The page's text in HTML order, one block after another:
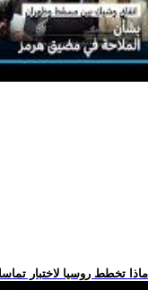
.. ماذا تخطط روسيا لاختبار